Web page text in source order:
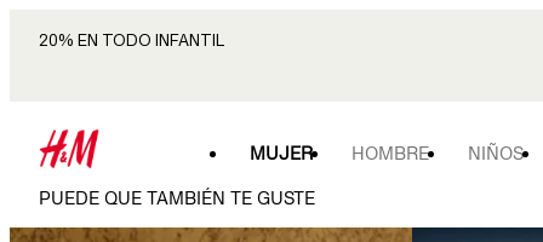
20% EN TODO INFANTIL
MUJER HOMBRE NIÑOS
PUEDE QUE TAMBIÉN TE GUSTE